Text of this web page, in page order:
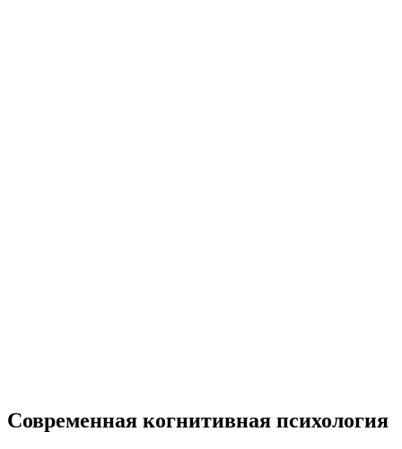
Современная когнитивная психология